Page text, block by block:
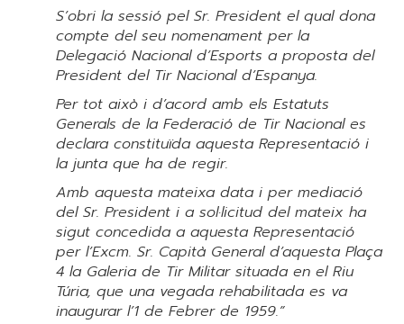
S’obri la sessió pel Sr. President el qual dona
compte del seu nomenament per la
Delegació Nacional d’Esports a proposta del
President del Tir Nacional d’Espanya.
Per tot això i d’acord amb els Estatuts
Generals de la Federació de Tir Nacional es
declara constituïda aquesta Representació i
la junta que ha de regir.
Amb aquesta mateixa data i per mediació
del Sr. President i a sol·licitud del mateix ha
sigut concedida a aquesta Representació
per l’Excm. Sr. Capità General d’aquesta Plaça
4 la Galeria de Tir Militar situada en el Riu
Túria, que una vegada rehabilitada es va
inaugurar l’1 de Febrer de 1959.”